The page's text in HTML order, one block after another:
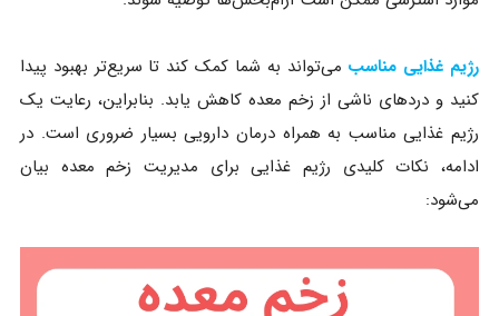
رژیم غذایی مناسب می‌تواند به شما کمک کند تا سریع‌تر بهبود پیدا
کنید و دردهای ناشی از زخم معده کاهش یابد. بنابراین، رعایت یک
رژیم غذایی مناسب به همراه درمان دارویی بسیار ضروری است. در
ادامه، نکات کلیدی رژیم غذایی برای مدیریت زخم معده بیان
می‌شود: